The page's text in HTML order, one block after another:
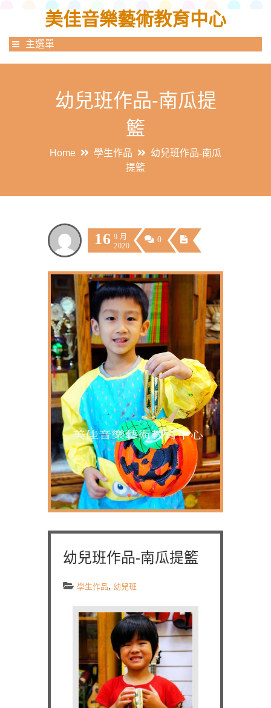
美佳音樂藝術教育中心
主選單
幼兒班作品-南瓜提
籃
Home 學生作品
幼兒班作品-南瓜
提籃
16 9 月
2020
0
幼兒班作品-南瓜提籃
學生作品, 幼兒班